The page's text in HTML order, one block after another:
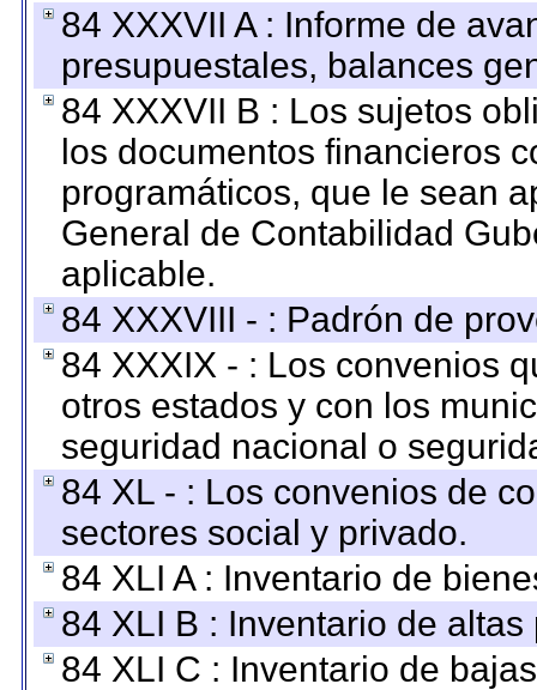
84 XXXVII A : Informe de
presupuestales, balances
84 XXXVII B : Los sujetos
los documentos financieros
programáticos, que le sean
General de Contabilidad
aplicable.
84 XXXVIII - : Padrón de
84 XXXIX - : Los convenios
otros estados y con los
seguridad nacional o
84 XL - : Los convenios de
sectores social y privado.
84 XLI A : Inventario de
84 XLI B : Inventario de
84 XLI C : Inventario de